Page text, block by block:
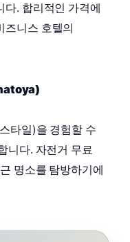
다. 합리적인 가격에
즈니스 호텔의
타일)을 경험할 수
니다. 자전거 무료
명소를 탐방하기에